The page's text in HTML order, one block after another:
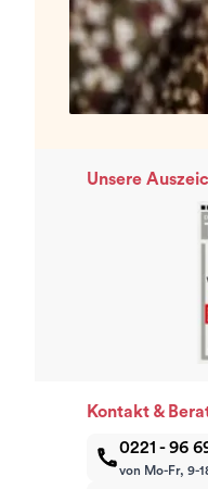
Unsere
Kontakt &
0221 - 96
von Mo-Fr, 9-